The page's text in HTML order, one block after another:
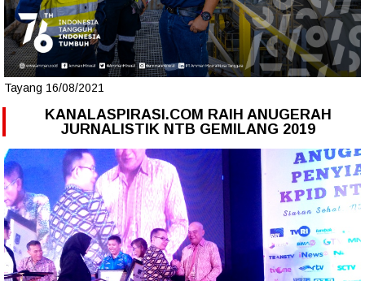
Tayang 16/08/2021
KANALASPIRASI.COM RAIH ANUGERAH
JURNALISTIK NTB GEMILANG 2019